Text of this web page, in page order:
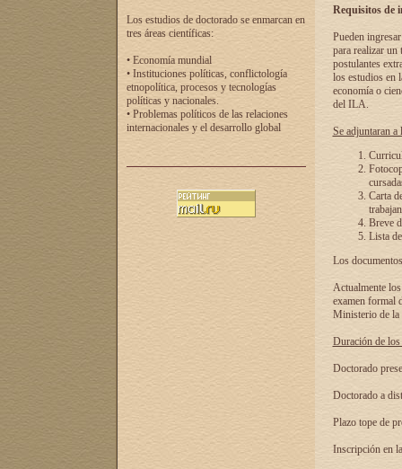
Los estudios de doctorado se enmarcan en
tres áreas científicas:
• Economía mundial
• Instituciones políticas, conflictología
etnopolítica, procesos y tecnologías
políticas y nacionales.
• Problemas políticos de las relaciones
internacionales y el desarrollo global
Requisitos de
Pueden
para realizar un
postulantes
los estudios en
economía o
del ILA.
Se adjuntaran a
Carta
Breve
Lista
Los
Actualmente
examen formal
Ministerio de la
Duración de
Doctorado
Doctorado a
Plazo tope de
Inscripción en